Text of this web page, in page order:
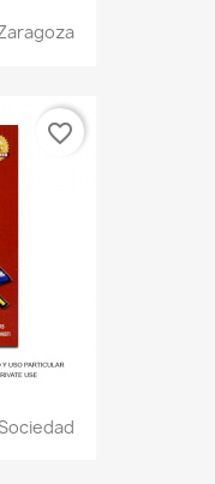
favorite_border